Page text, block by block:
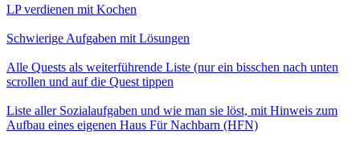
LP verdienen mit Kochen
Schwierige Aufgaben mit Lösungen
Alle Quests als weiterführende Liste (nur ein bisschen nach unten
scrollen und auf die Quest tippen
Liste aller Sozialaufgaben und wie man sie löst, mit Hinweis zum
Aufbau eines eigenen Haus Für Nachbarn (HFN)